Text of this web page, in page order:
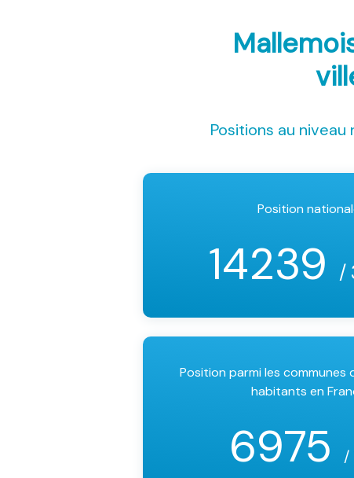
Positions au niveau
Position
14239 /
Position parmi les
habitants en
6975 /